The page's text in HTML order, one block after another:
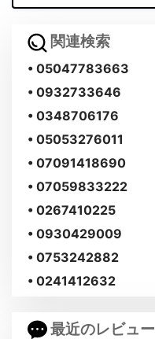
関連検索
• 05047783663
• 0932733646
• 0348706176
• 05053276011
• 07091418690
• 07059833222
• 0267410225
• 0930429009
• 0753242882
• 0241412632
最近のレビュー